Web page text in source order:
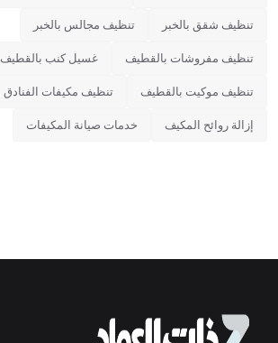
تنظيف شقق بالخبر تنظيف مجالس بالخبر
تنظيف مفروشات بالقطيف غسيل كنب بالقطيف
تنظيف موكيت بالقطيف تنظيف مكيفات الفنادق
إزالة روائح المكيف خدمات صيانة المكيفات